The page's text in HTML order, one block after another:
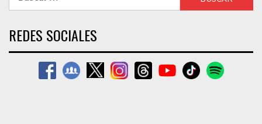
REDES SOCIALES